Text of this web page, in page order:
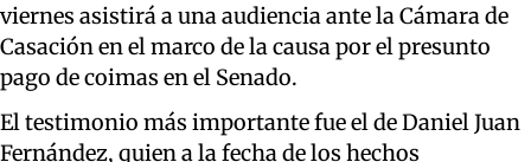
viernes asistirá a una audiencia ante la Cámara de
Casación en el marco de la causa por el presunto
pago de coimas en el Senado.
El testimonio más importante fue el de Daniel Juan
Fernández, quien a la fecha de los hechos